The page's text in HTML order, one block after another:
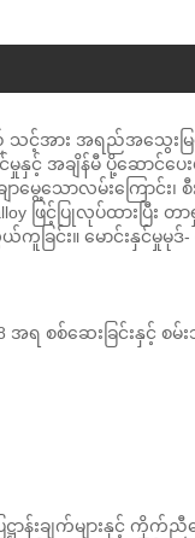
အား အရည်အသွေးမြင့်
နှင့် အချိန်မီ ပို့ဆောင်ပ
ာမွေ့သောလမ်းကြောင်း၊
ဖြင့်ပြုလုပ်ထားပြီး
ြင်း။ မောင်းနှင်မှုမုဒ်
အရ စစ်ဆေးခြင်းနှင့် စမ်း
ဌာန်းချက်များနှင့် ကိုက်ညီ